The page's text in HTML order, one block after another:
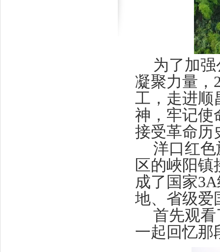
为了加
凝聚力量，
工，走进顺
神，牢记
接受革命历
洋口红
区的峽阳镇
成了国家3A
地、省级爱
首先观
一起回忆那